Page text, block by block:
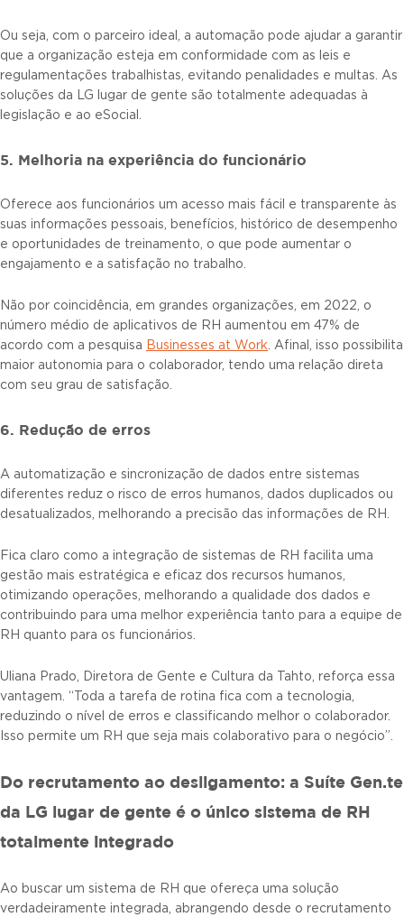
Ou seja, com o parceiro ideal, a automação pode ajudar a garantir
que a organização esteja em conformidade com as leis e
regulamentações trabalhistas, evitando penalidades e multas. As
soluções da LG lugar de gente são totalmente adequadas à
legislação e ao eSocial.
5. Melhoria na experiência do funcionário
Oferece aos funcionários um acesso mais fácil e transparente às
suas informações pessoais, benefícios, histórico de desempenho
e oportunidades de treinamento, o que pode aumentar o
engajamento e a satisfação no trabalho.
Não por coincidência, em grandes organizações, em 2022, o
número médio de aplicativos de RH aumentou em 47% de
acordo com a pesquisa Businesses at Work. Afinal, isso possibilita
maior autonomia para o colaborador, tendo uma relação direta
com seu grau de satisfação.
6. Redução de erros
A automatização e sincronização de dados entre sistemas
diferentes reduz o risco de erros humanos, dados duplicados ou
desatualizados, melhorando a precisão das informações de RH.
Fica claro como a integração de sistemas de RH facilita uma
gestão mais estratégica e eficaz dos recursos humanos,
otimizando operações, melhorando a qualidade dos dados e
contribuindo para uma melhor experiência tanto para a equipe de
RH quanto para os funcionários.
Uliana Prado, Diretora de Gente e Cultura da Tahto, reforça essa
vantagem. “Toda a tarefa de rotina fica com a tecnologia,
reduzindo o nível de erros e classificando melhor o colaborador.
Isso permite um RH que seja mais colaborativo para o negócio”.
Do recrutamento ao desligamento: a Suíte Gen.te
da LG lugar de gente é o único sistema de RH
totalmente integrado
Ao buscar um sistema de RH que ofereça uma solução
verdadeiramente integrada, abrangendo desde o recrutamento